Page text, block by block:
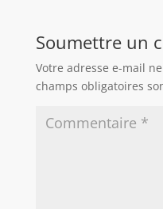
Soumettre un
Votre adresse e-mail
champs obligatoires